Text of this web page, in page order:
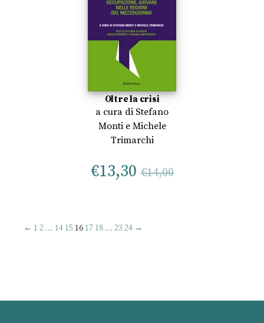
Oltre la crisi
a cura di Stefano
Montie Michele
Trimarchi
€13,30 €14,00
← 1 2 … 14 15 16 17 18 … 23 24 →